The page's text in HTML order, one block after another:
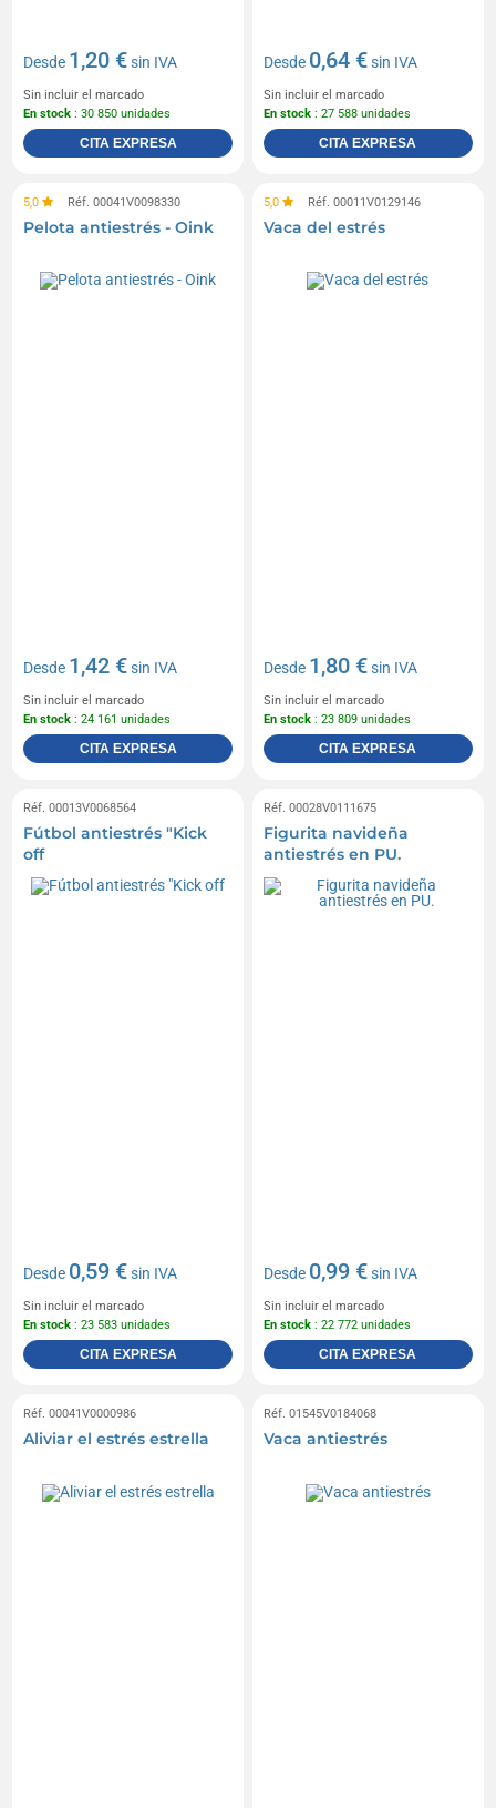
Desde 1,20 €sin IVA
Sin incluir el marcado
En stock : 30 850 unidades
CITA EXPRESA
Desde 0,64 €sin IVA
Sin incluir el marcado
En stock : 27 588 unidades
CITA EXPRESA
5,0 Réf. 00041V0098330
Pelota antiestrés - Oink
Desde 1,42 €sin IVA
Sin incluir el marcado
En stock : 24 161 unidades
CITA EXPRESA
5,0 Réf. 00011V0129146
Vaca del estrés
Desde 1,80 €sin IVA
Sin incluir el marcado
En stock : 23 809 unidades
CITA EXPRESA
Réf. 00013V0068564
Fútbol antiestrés "Kick
off
Desde 0,59 €sin IVA
Sin incluir el marcado
En stock : 23 583 unidades
CITA EXPRESA
Réf. 00028V0111675
Figurita navideña
antiestrés en PU.
Desde 0,99 €sin IVA
Sin incluir el marcado
En stock : 22 772 unidades
CITA EXPRESA
Réf. 00041V0000986
Aliviar el estrés estrella
Réf. 01545V0184068
Vaca antiestrés